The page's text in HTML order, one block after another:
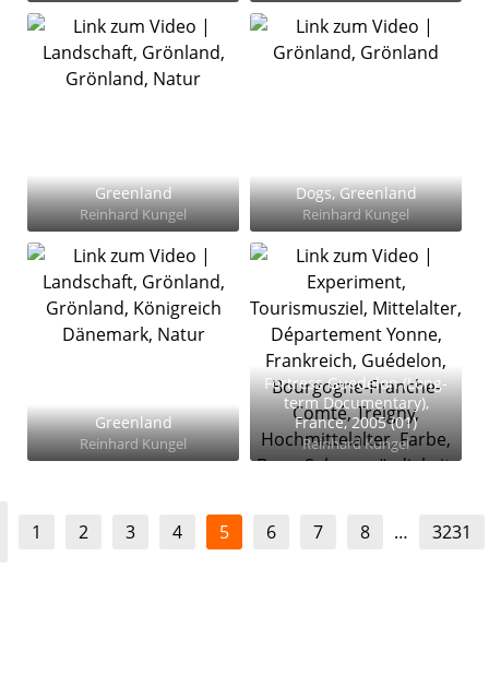
Greenland
Reinhard Kungel
Dogs, Greenland
Reinhard Kungel
Greenland
Reinhard Kungel
Fortress Guedelon (Long-
term Documentary),
France, 2005 (01)
Reinhard Kungel
1 2 3 4 5 6 7 8 … 3231